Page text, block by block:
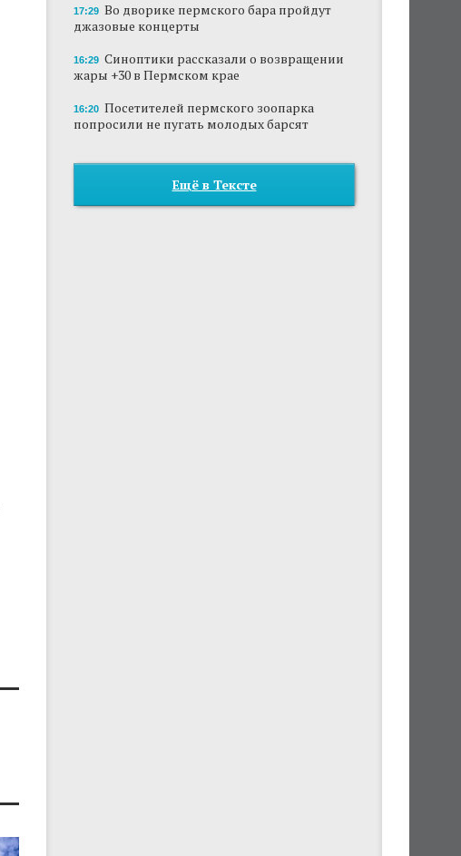
17:29 Во дворике пермского бара пройдут
джазовые концерты
16:29 Синоптики рассказали о возвращении
жары +30 в Пермском крае
16:20 Посетителей пермского зоопарка
попросили не пугать молодых барсят
Ещё в Тексте